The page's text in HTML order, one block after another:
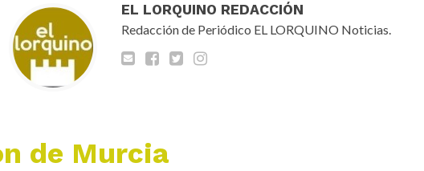
EL LORQUINO REDACCIÓN
Redacción de Periódico EL LORQUINO Noticias.
de Murcia